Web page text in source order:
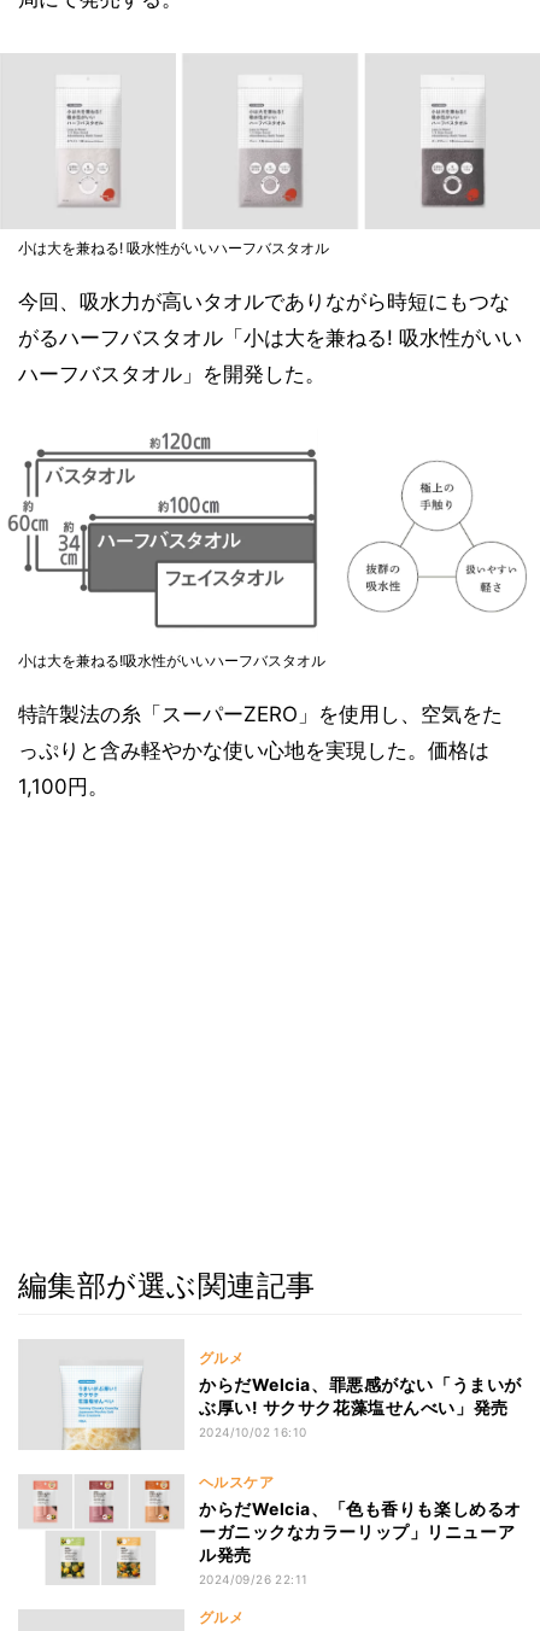
小は大を兼ねる! 吸水性がいいハーフバスタオル
今回、吸水力が高いタオルでありながら時短にもつな
がるハーフバスタオル「小は大を兼ねる! 吸水性がいい
ハーフバスタオル」を開発した。
小は大を兼ねる!吸水性がいいハーフバスタオル
特許製法の糸「スーパーZERO」を使用し、空気をた
っぷりと含み軽やかな使い心地を実現した。価格は
1,100円。
編集部が選ぶ関連記事
グルメ
からだWelcia、罪悪感がない「うまいが
ぶ厚い! サクサク花藻塩せんべい」発売
2024/10/02 16:10
ヘルスケア
からだWelcia、「色も香りも楽しめるオ
ーガニックなカラーリップ」リニューア
ル発売
2024/09/26 22:11
グルメ